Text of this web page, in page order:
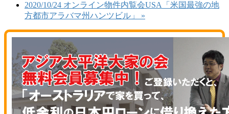
2020/10/24 オンライン物件内覧会USA「米国最強の地
方都市アラバマ州ハンツビル」 »